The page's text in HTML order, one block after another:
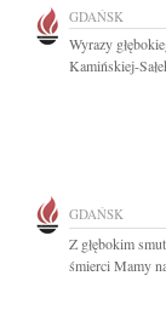
GDAŃSK
Wyrazy
Kamińskiej-
GDAŃSK
Z głębokim
śmierci Mamy